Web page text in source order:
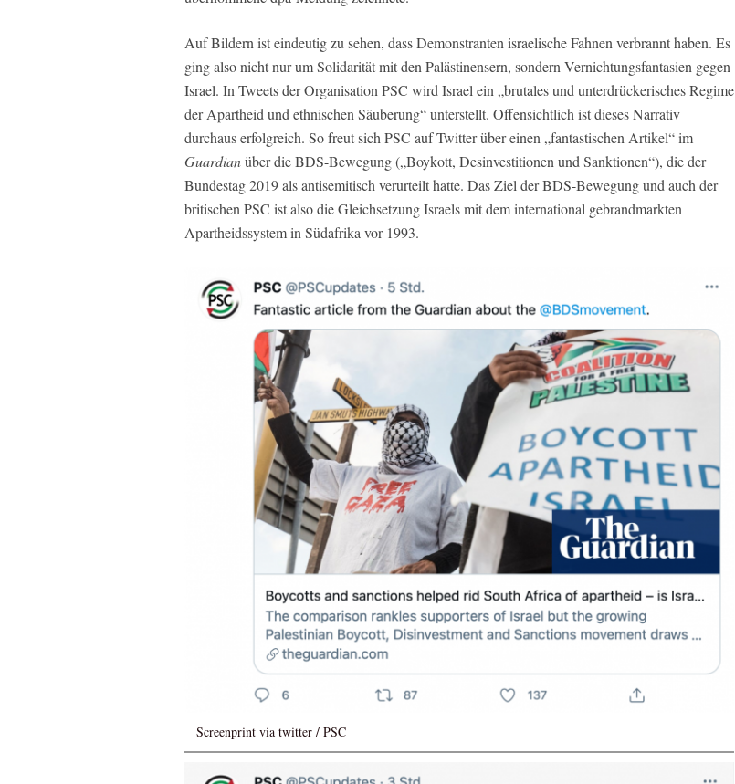
Auf Bildern ist eindeutig zu sehen, dass Demonstranten israelische Fahnen verbrannt haben. Es
ging also nicht nur um Solidarität mit den Palästinensern, sondern Vernichtungsfantasien gegen
Israel. In Tweets der Organisation PSC wird Israel ein „brutales und unterdrückerisches Regime
der Apartheid und ethnischen Säuberung“ unterstellt. Offensichtlich ist dieses Narrativ
durchaus erfolgreich. So freut sich PSC auf Twitter über einen „fantastischen Artikel“ im
Guardianüber die BDS-Bewegung („Boykott, Desinvestitionen und Sanktionen“), die der
Bundestag 2019 als antisemitisch verurteilt hatte. Das Ziel der BDS-Bewegung und auch der
britischen PSC ist also die Gleichsetzung Israels mit dem international gebrandmarkten
Apartheidssystem in Südafrika vor 1993.
Screenprint via twitter / PSC